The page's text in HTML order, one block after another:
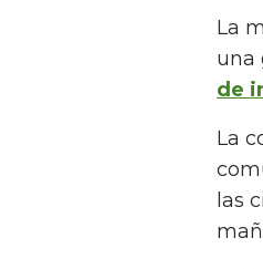
La
una
de
La
las